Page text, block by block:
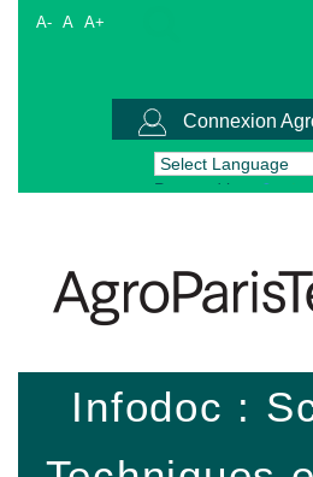
A- A A+
Connexion
Powered by
Infodoc :